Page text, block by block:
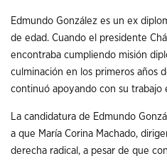
Edmundo González es un ex
de edad. Cuando el presidente
encontraba cumpliendo misión
culminación en los primeros años
continuó apoyando con su trabajo
La candidatura de Edmundo
a que María Corina Machado,
derecha radical, a pesar de que